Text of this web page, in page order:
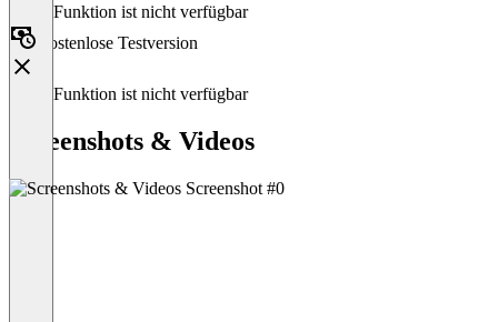
Diese Funktion ist nicht verfügbar
Kostenlose Testversion
Diese Funktion ist nicht verfügbar
Screenshots & Videos